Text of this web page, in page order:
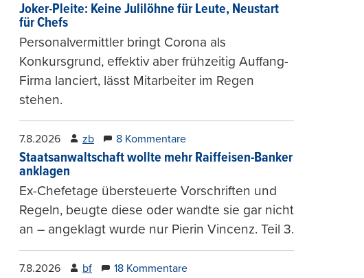
Joker-Pleite: Keine Julilöhne für Leute, Neustart
für Chefs
Personalvermittler bringt Corona als
Konkursgrund, effektiv aber frühzeitig Auffang-
Firma lanciert, lässt Mitarbeiter im Regen
stehen.
7.8.2026 zb 8 Kommentare
Staatsanwaltschaft wollte mehr Raiffeisen-Banker
anklagen
Ex-Chefetage übersteuerte Vorschriften und
Regeln, beugte diese oder wandte sie gar nicht
an – angeklagt wurde nur Pierin Vincenz. Teil 3.
7.8.2026 bf 18 Kommentare